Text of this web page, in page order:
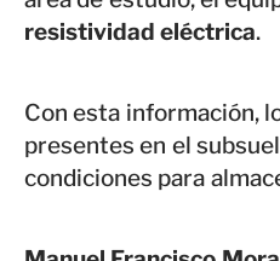
resistividad eléctrica.
Con esta información,
presentes en el
condiciones para